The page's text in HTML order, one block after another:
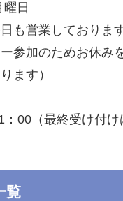
曜日
も営業しておりま
参加のためお休み
ます）
00（最終受け付け
覧